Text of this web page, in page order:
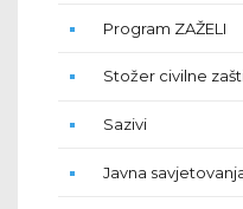
Program ZAŽELI
Stožer civilne
Sazivi
Javna